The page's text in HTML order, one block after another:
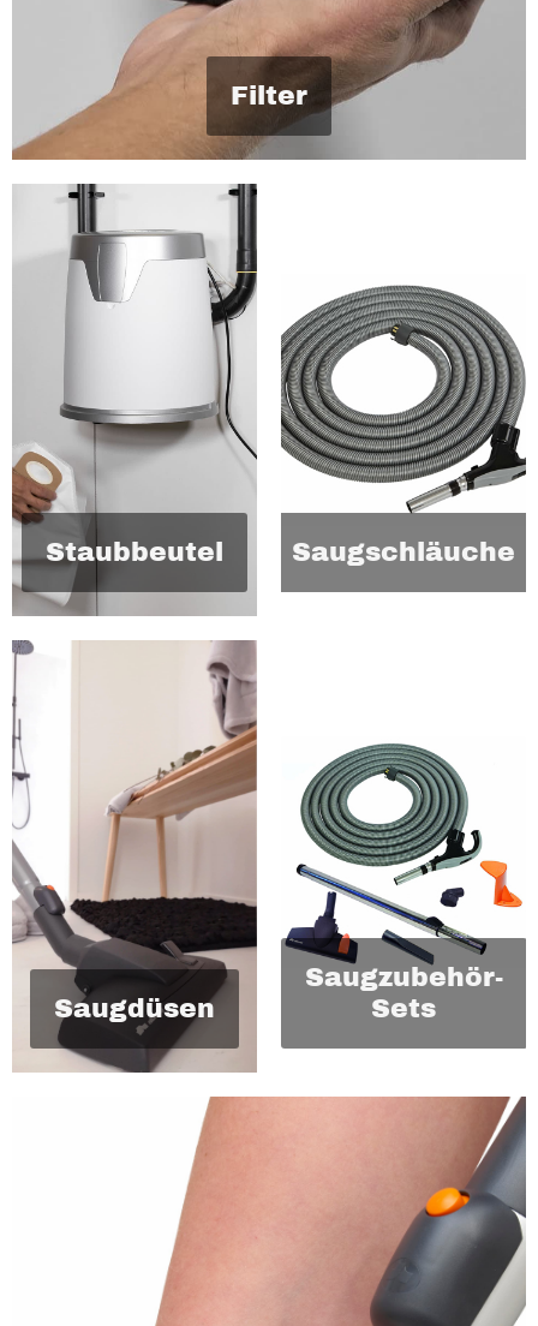
Filter
Staubbeutel Saugschläuche
Saugdüsen
Saugzubehör-
Sets